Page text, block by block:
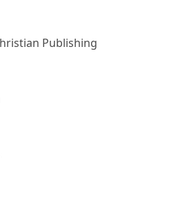
Publishing